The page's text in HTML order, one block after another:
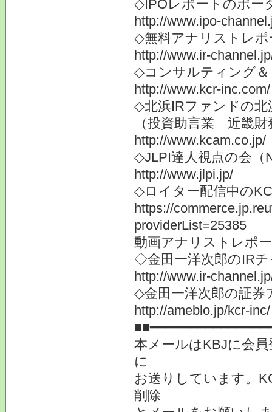
◇IPOレポートのポー
http://www.ipo-
◇無料アナリストレ
http://www.ir-
◇コンサルティング＆
http://www.kcr-inc.com/
◇北浜IRファンドの北
（投資助言業 近畿財
http://www.kcam.co.jp/
◇JLPI達人視点の会（
http://www.jlpi.jp/
◇ロイター配信中の
https://
providerList=25385
動画アナリストレポ
◇金田一洋次郎のIR
http://www.ir-
◇金田一洋次郎の証券
http://ameblo.jp/kcr-inc/
本メールはKBJに会
に
お送りしています。
削除